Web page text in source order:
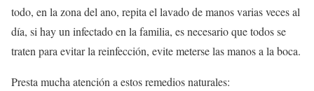
todo, en la zona del ano, repita el lavado de manos varias veces al
día, si hay un infectado en la familia, es necesario que todos se
traten para evitar la reinfección, evite meterse las manos a la boca.
Presta mucha atención a estos remedios naturales: